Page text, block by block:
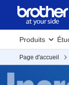
Produits
Page d'accueil